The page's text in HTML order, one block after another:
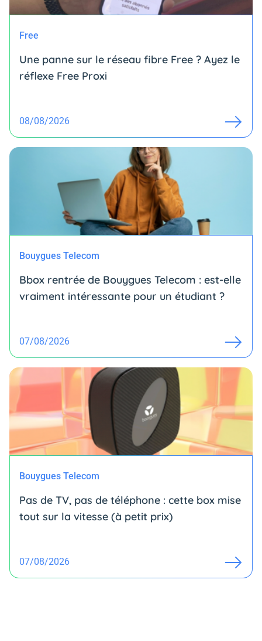
Free
Une panne sur le réseau fibre Free ? Ayez le
réflexe Free Proxi
08/08/2026
Bouygues Telecom
Bbox rentrée de Bouygues Telecom : est-elle
vraiment intéressante pour un étudiant ?
07/08/2026
Bouygues Telecom
Pas de TV, pas de téléphone : cette box mise
tout sur la vitesse (à petit prix)
07/08/2026